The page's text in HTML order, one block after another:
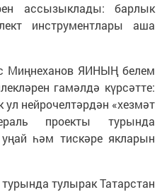
ассызыклады: барлык
инструментлары аша
ЯИНЫҢ белем
гамәлдә күрсәтте:
нейрочелтәрдән «хезмәт
проекты турында
һәм тискәре якларын
тулырак Татарстан